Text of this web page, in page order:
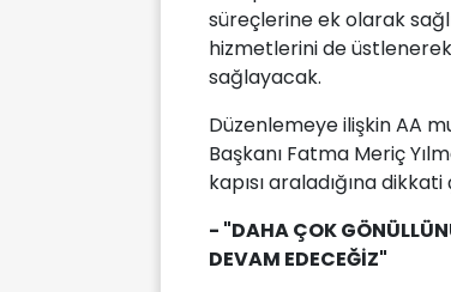
süreçlerine ek olarak
hizmetlerini de
sağlayacak.
Düzenlemeye ilişkin AA
Başkanı Fatma Meriç
kapısı araladığına dikkati
- "DAHA ÇOK
DEVAM EDECEĞİZ"